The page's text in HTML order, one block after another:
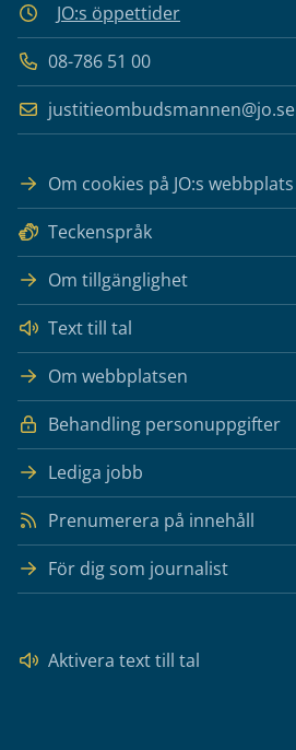
JO:s öppettider
08-786 51 00
justitieombudsmannen@jo.se
Om cookies på JO:s webbplats
Teckenspråk
Om tillgänglighet
Text till tal
Om webbplatsen
Behandling personuppgifter
Lediga jobb
Prenumerera på innehåll
För dig som journalist
Aktivera text till tal